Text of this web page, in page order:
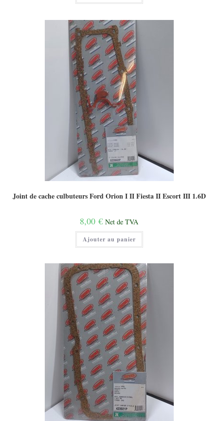
Joint de cache culbuteurs Ford Orion I II Fiesta II Escort III 1.6D
8,00 € Net de TVA
Ajouter au panier